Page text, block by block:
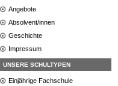
Angebote
Absolvent/innen
Geschichte
Impressum
UNSERE SCHULTYPEN
Einjährige Fachschule